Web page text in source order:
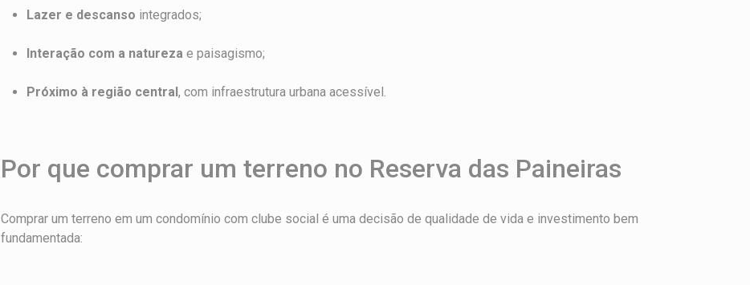
Lazer e descanso integrados;
Interação com a natureza e paisagismo;
Próximo à região central, com infraestrutura urbana acessível.
Por que comprar um terreno no Reserva das Paineiras
Comprar um terreno em um condomínio com clube social é uma decisão de qualidade de vida e investimento bem
fundamentada: